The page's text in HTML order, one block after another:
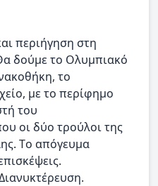
περιήγηση στη
δούμε το Ολυμπιακό
το
με το περίφημο
του
οι δύο τρούλοι της
Tο απόγευμα